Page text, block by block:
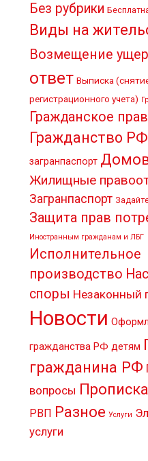
Без рубрики
Виды на
Возмещение
ответ Выписка
регистрационного учета)
Гражданское
Гражданство РФ
загранпаспорт
Жилищные
Загранпаспорт
Защита прав
Иностранным гражданам и ЛБГ
Исполнительное
производство
споры Незаконный
Новости
гражданства РФ детям
гражданина РФ
вопросы
РВП Разное Услуги
услуги